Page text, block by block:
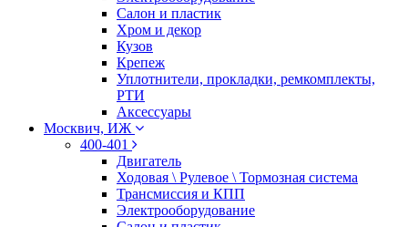
Салон и пластик
Хром и декор
Кузов
Крепеж
Уплотнители, прокладки, ремкомплекты,
РТИ
Аксессуары
Москвич, ИЖ
400-401
Двигатель
Ходовая \ Рулевое \ Тормозная система
Трансмиссия и КПП
Электрооборудование